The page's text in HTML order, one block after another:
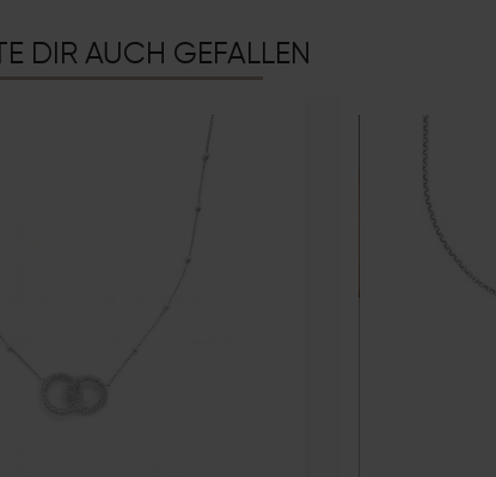
DIR AUCH GEFALLEN